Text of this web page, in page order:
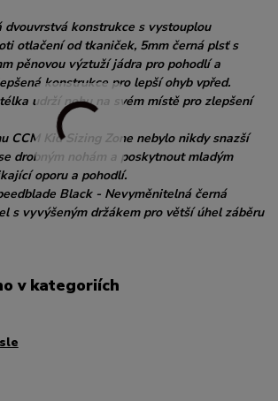
dvouvrstvá konstrukce s vystouplou
otlačení od tkaniček, 5mm černá plsť s
pěnovou výztuží jádra pro pohodlí a
konstrukce pro lepší ohyb vpřed.
udrží nohu na svém místě pro zlepšení
CCM Kid Sizing Zone nebylo nikdy snazší
drobným nohám a poskytnout mladým
oporu a pohodlí.
Black - Nevyměnitelná černá
s vyvýšeným držákem pro větší úhel záběru
v kategoriích